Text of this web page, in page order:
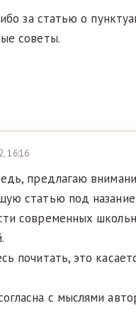
за статью о
советы.
16:16
предлагаю
статью под
современных
почитать, это
с мыслями